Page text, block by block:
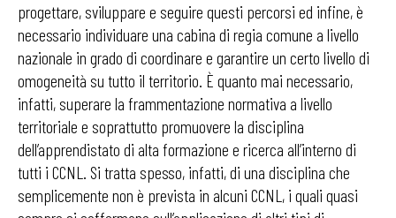
progettare, sviluppare e seguire questi percorsi ed infine, è
necessario individuare una cabina di regia comune a livello
nazionale in grado di coordinare e garantire un certo livello di
omogeneità su tutto il territorio. È quanto mai necessario,
infatti, superare la frammentazione normativa a livello
territoriale e soprattutto promuovere la disciplina
dell’apprendistato di alta formazione e ricerca all’interno di
tutti i CCNL. Si tratta spesso, infatti, di una disciplina che
semplicemente non è prevista in alcuni CCNL, i quali quasi